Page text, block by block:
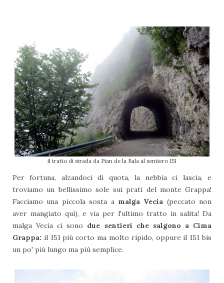
il tratto di strada da Pian de la Bala al sentiero 151
Per fortuna, alzandoci di quota, la nebbia ci lascia, e
troviamo un bellissimo sole sui prati del monte Grappa!
Facciamo una piccola sosta a malga Vecia (peccato non
aver mangiato qui), e via per l'ultimo tratto in salita! Da
malga Vecia ci sono due sentieri che salgono a Cima
Grappa: il 151 più corto ma molto ripido, oppure il 151 bis
un po' più lungo ma più semplice.